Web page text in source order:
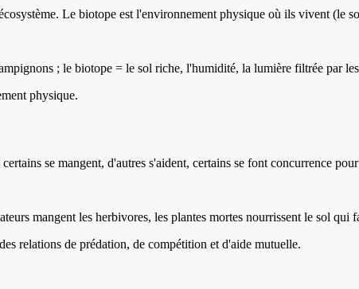
Le biotope est l'environnement physique où ils vivent (le
; le biotope = le sol riche, l'humidité, la lumière filtrée par
physique.
se mangent, d'autres s'aident, certains se font concurrence
mangent les herbivores, les plantes mortes nourrissent le sol qui
relations de prédation, de compétition et d'aide mutuelle.